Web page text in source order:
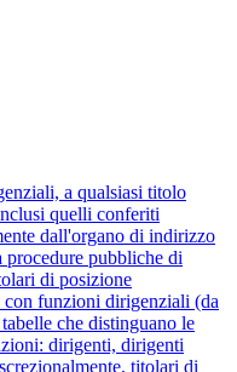
a qualsiasi titolo
quelli conferiti
dall'organo di indirizzo
procedure pubbliche di
di posizione
con funzioni dirigenziali (da
che distinguano le
dirigenti, dirigenti
titolari di